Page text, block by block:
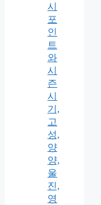
시
포
인
트
와
시
즌
시
기,
고
성,
양
양,
울
진,
영